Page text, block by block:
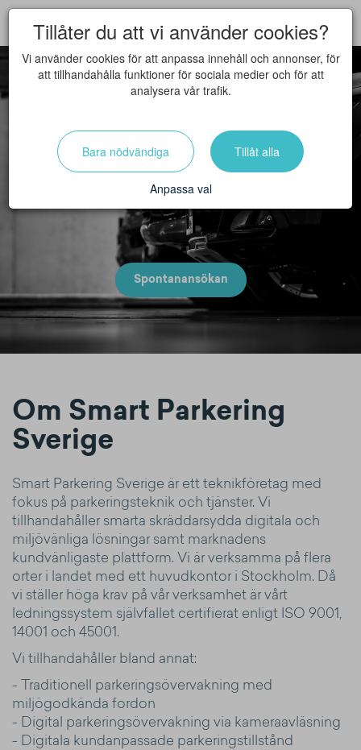
Lediga tjänster
Spontanansökan
Om Smart Parkering
Sverige
Smart Parkering Sverige är ett teknikföretag med
fokus på parkeringsteknik och tjänster. Vi
tillhandahåller smarta skräddarsydda digitala och
miljövänliga lösningar samt marknadens
kundvänligaste plattform. Vi är verksamma på flera
orter i landet med ett huvudkontor i Stockholm. Då
vi ställer höga krav på vår verksamhet är vårt
ledningssystem självfallet certifierat enligt ISO 9001,
14001 och 45001.
Vi tillhandahåller bland annat:
- Traditionell parkeringsövervakning med
miljögodkända fordon
- Digital parkeringsövervakning via kameraavläsning
- Digitala kundanpassade parkeringstillstånd
Tillåter du att vi använder cookies?
Vi använder cookies för att anpassa innehåll och annonser, för
att tillhandahålla funktioner för sociala medier och för att
analysera vår trafik.
Bara nödvändiga Tillåt alla
Anpassa val